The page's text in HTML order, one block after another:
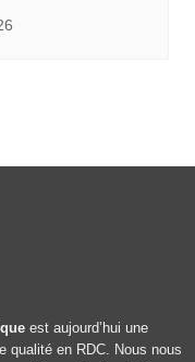
est aujourd’hui une
qualité en RDC. Nous nous